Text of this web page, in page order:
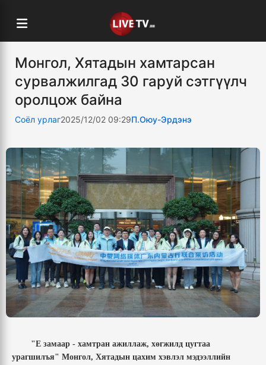
Монгол, Хятадын хамтарсан
сурвалжилгад 30 гаруй сэтгүүлч
оролцож байна
Соёл урлаг2025/12/02 09:29П.Оюу-Эрдэнэ
"Е замаар - хамтран ажиллаж, хөгжилд цугтаа
урагшилъя" Монгол, Хятадын цахим хэвлэл мэдээллийн